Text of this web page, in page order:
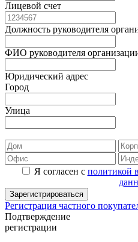
Лицевой счет
Должность руководителя
ФИО руководителя
Юридический адрес
Город
Улица
Я согласен с политикой
Зарегистрироваться
Регистрация частного
Подтверждение
регистрации